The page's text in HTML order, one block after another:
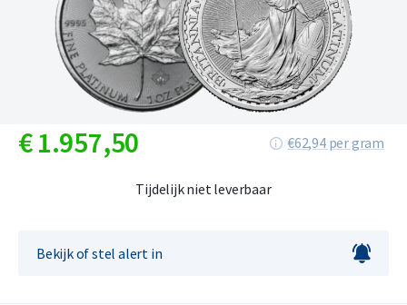
€1.957,50 €62,94 per gram
Tijdelijk niet leverbaar
Bekijk of stel alert in